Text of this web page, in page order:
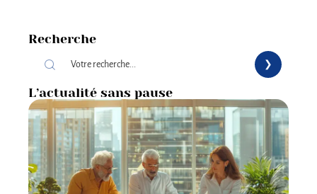
Recherche
L’actualité sans pause